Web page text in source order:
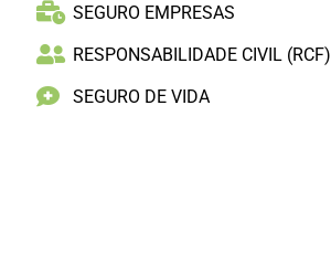
SEGURO EMPRESAS
RESPONSABILIDADE CIVIL (RCF)
SEGURO DE VIDA